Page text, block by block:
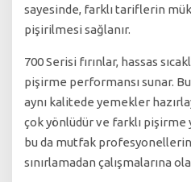
sayesinde, farklı tariflerin
pişirilmesi sağlanır.
700 Serisi fırınlar, hassas
pişirme performansı sunar.
aynı kalitede yemekler
çok yönlüdür ve farklı
bu da mutfak
sınırlamadan çalışmalarına